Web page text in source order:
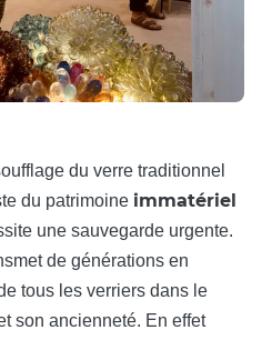
du verre traditionnel
du patrimoine immatériel
une sauvegarde urgente.
de générations en
tous les verriers dans le
son ancienneté. En effet